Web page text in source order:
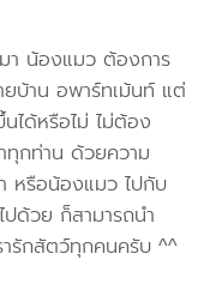
า น้องแมว ต้องการ
บ้าน อพาร์ทเม้นท์ แต่
ได้หรือไม่ ไม่ต้อง
ทุกท่าน ด้วยความ
หรือน้องแมว ไปกับ
ด้วย ก็สามารถนำ
ารักสัตว์ทุกคนครับ ^^